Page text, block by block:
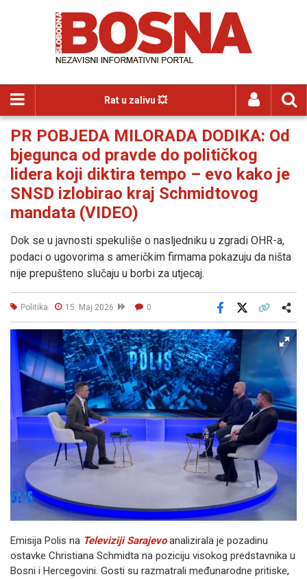
Rat u zalivu 💥
PR POBJEDA MILORADA DODIKA: Od
bjegunca od pravde do političkog
lidera koji diktira tempo – evo kako je
SNSD izlobirao kraj Schmidtovog
mandata (VIDEO)
Dok se u javnosti spekuliše o nasljedniku u zgradi OHR-a,
podaci o ugovorima s američkim firmama pokazuju da ništa
nije prepušteno slučaju u borbi za utjecaj.
Politika 15. Maj 2026 0
Facebook
Emisija Polis na Televiziji Sarajevoanalizirala je pozadinu
ostavke Christiana Schmidta na poziciju visokog predstavnika u
Bosni i Hercegovini. Gosti su razmatrali međunarodne pritiske,